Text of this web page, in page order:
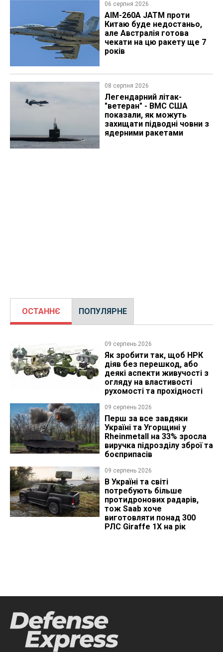
06 серпня 2026
AIM-260A JATM проти
Китаю буде недостаньо,
але Австралія готова
чекати на цю ракету ще 7
років
08 серпня 2026
Легендарний літак-
"ветеран" - ВМС США
показали, як можуть
захищати підводні човни з
ядерними ракетами
ОСТАННЄ ПОПУЛЯРНЕ
09 серпень 2026
Як зробити так, щоб НРК
діяв без перешкод, або
деякі аспекти живучості з
огляду на властивості
рухомості та прохідності
09 серпень 2026
Перш за все завдяки
Україні та Угорщині у
Rheinmetall на 33% зросла
виручка підрозділу зброї та
боєприпасів
09 серпень 2026
В Україні та світі
потребують більше
протидронових радарів,
тож Saab хоче
виготовляти понад 300
РЛС Giraffe 1X на рік